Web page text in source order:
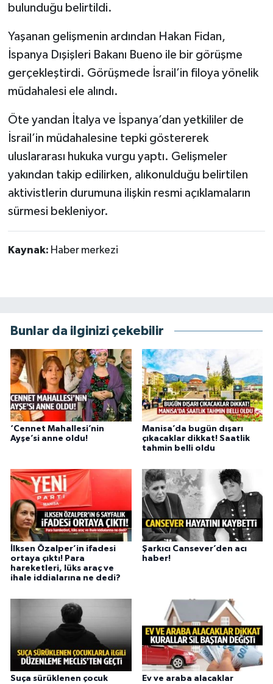
bulunduğu belirtildi.
Yaşanan gelişmenin ardından Hakan Fidan,
İspanya Dışişleri Bakanı Bueno ile bir görüşme
gerçekleştirdi. Görüşmede İsrail’in filoya yönelik
müdahalesi ele alındı.
Öte yandan İtalya ve İspanya’dan yetkililer de
İsrail’in müdahalesine tepki göstererek
uluslararası hukuka vurgu yaptı. Gelişmeler
yakından takip edilirken, alıkonulduğu belirtilen
aktivistlerin durumuna ilişkin resmi açıklamaların
sürmesi bekleniyor.
Kaynak: Haber merkezi
Bunlar da ilginizi çekebilir
‘Cennet Mahallesi’nin
Ayşe’si anne oldu!
Manisa’da bugün dışarı
çıkacaklar dikkat! Saatlik
tahmin belli oldu
İlksen Özalper’in ifadesi
ortaya çıktı! Para
hareketleri, lüks araç ve
ihale iddialarına ne dedi?
Şarkıcı Cansever’den acı
haber!
Suça sürüklenen çocuk
Ev ve araba alacaklar